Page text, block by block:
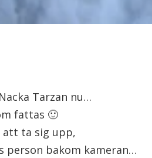
Tarzan nu…
fattas 🙂
att ta sig upp,
person bakom kameran…